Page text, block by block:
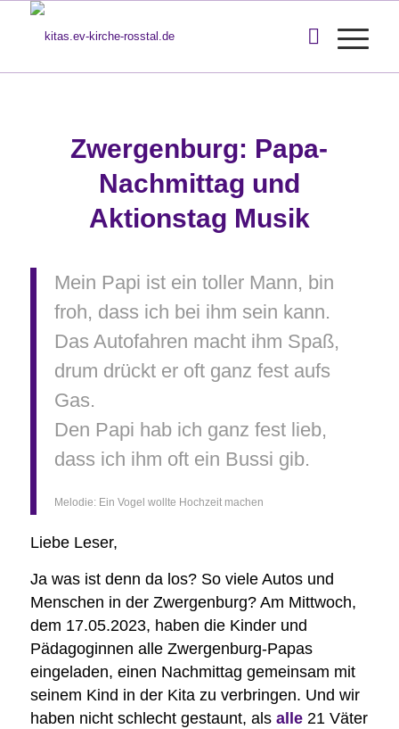
Zwergenburg: Papa-
Nachmittag und
Aktionstag Musik
Mein Papi ist ein toller Mann, bin
froh, dass ich bei ihm sein kann.
Das Autofahren macht ihm Spaß,
drum drückt er oft ganz fest aufs
Gas.
Den Papi hab ich ganz fest lieb,
dass ich ihm oft ein Bussi gib.
Melodie: Ein Vogel wollte Hochzeit machen
Liebe Leser,
Ja was ist denn da los? So viele Autos und
Menschen in der Zwergenburg? Am Mittwoch,
dem 17.05.2023, haben die Kinder und
Pädagoginnen alle Zwergenburg-Papas
eingeladen, einen Nachmittag gemeinsam mit
seinem Kind in der Kita zu verbringen. Und wir
haben nicht schlecht gestaunt, als alle21 Väter